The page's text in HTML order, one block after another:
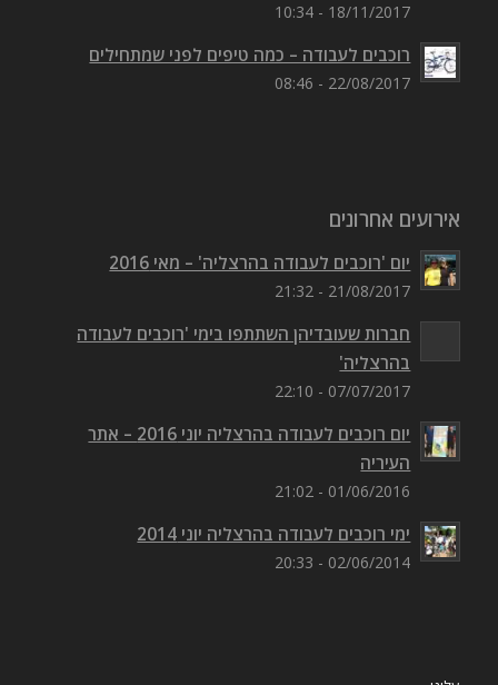
18/11/2017 - 10:34
רוכבים לעבודה – כמה טיפים לפני שמתחילים
22/08/2017 - 08:46
אירועים אחרונים
יום 'רוכבים לעבודה בהרצליה' – מאי 2016
21/08/2017 - 21:32
חברות שעובדיהן השתתפו בימי 'רוכבים לעבודה
בהרצליה'
07/07/2017 - 22:10
יום רוכבים לעבודה בהרצליה יוני 2016 – אתר
העיריה
01/06/2016 - 21:02
ימי רוכבים לעבודה בהרצליה יוני 2014
02/06/2014 - 20:33